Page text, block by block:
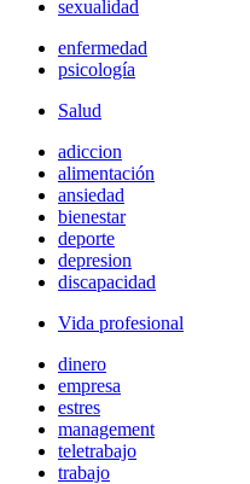
sexualidad
enfermedad
psicología
Salud
adiccion
alimentación
ansiedad
bienestar
deporte
depresion
discapacidad
Vida profesional
dinero
empresa
estres
management
teletrabajo
trabajo